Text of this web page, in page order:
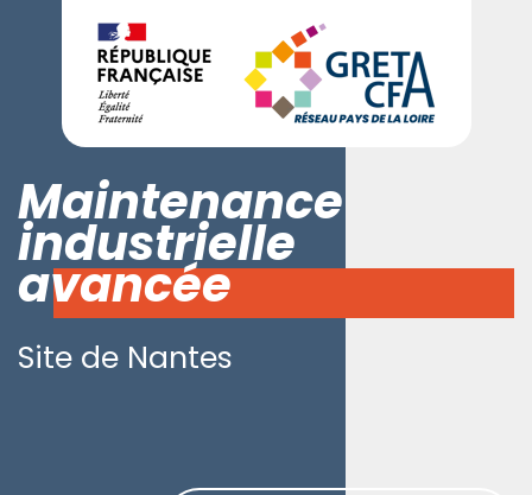
Maintenance
industrielle
avancée
Site de Nantes